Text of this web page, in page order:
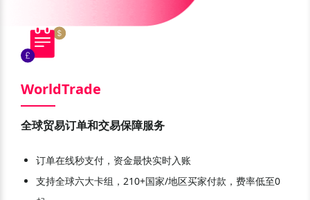
WorldTrade
全球贸易订单和交易保障服务
订单在线秒支付，资金最快实时入账
支持全球六大卡组，210+国家/地区买家付款，费率低至0